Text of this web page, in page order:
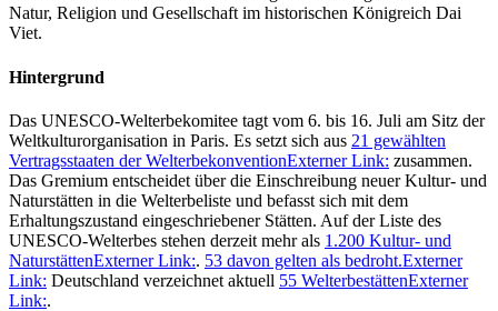
Natur, Religion und Gesellschaft im historischen Königreich Dai
Viet.
Hintergrund
Das UNESCO-Welterbekomitee tagt vom 6. bis 16. Juli am Sitz der
Weltkulturorganisation in Paris. Es setzt sich aus 21 gewählten
Vertragsstaaten der WelterbekonventionExterner Link: zusammen.
Das Gremium entscheidet über die Einschreibung neuer Kultur- und
Naturstätten in die Welterbeliste und befasst sich mit dem
Erhaltungszustand eingeschriebener Stätten. Auf der Liste des
UNESCO-Welterbes stehen derzeit mehr als 1.200 Kultur- und
NaturstättenExterner Link:. 53 davon gelten als bedroht.Externer
Link: Deutschland verzeichnet aktuell 55 WelterbestättenExterner
Link:.